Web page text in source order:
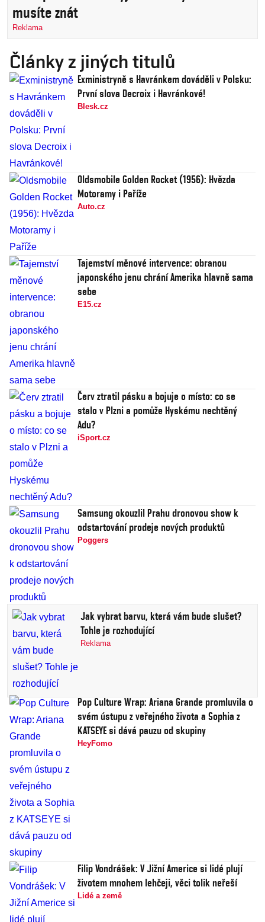
musíte znát
Reklama
Články z jiných titulů
Exministryně s Havránkem dováděli v Polsku:
První slova Decroix i Havránkové!
Blesk.cz
Oldsmobile Golden Rocket (1956): Hvězda
Motoramy i Paříže
Auto.cz
Tajemství měnové intervence: obranou
japonského jenu chrání Amerika hlavně sama
sebe
E15.cz
Červ ztratil pásku a bojuje o místo: co se
stalo v Plzni a pomůže Hyskému nechtěný
Adu?
iSport.cz
Samsung okouzlil Prahu dronovou show k
odstartování prodeje nových produktů
Poggers
Jak vybrat barvu, která vám bude slušet?
Tohle je rozhodující
Reklama
Pop Culture Wrap: Ariana Grande promluvila o
svém ústupu z veřejného života a Sophia z
KATSEYE si dává pauzu od skupiny
HeyFomo
Filip Vondrášek: V Jižní Americe si lidé plují
životem mnohem lehčeji, věci tolik neřeší
Lidé a země